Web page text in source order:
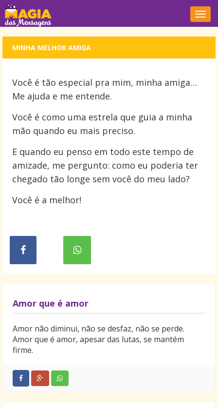
MINHA MELHOR AMIGA
Você é tão especial pra mim, minha amiga…
Me ajuda e me entende.
Você é como uma estrela que guia a minha
mão quando eu mais preciso.
E quando eu penso em todo este tempo de
amizade, me pergunto: como eu poderia ter
chegado tão longe sem você do meu lado?
Você é a melhor!
Amor que é amor
Amor não diminui, não se desfaz, não se perde.
Amor que é amor, apesar das lutas, se mantém
firme.